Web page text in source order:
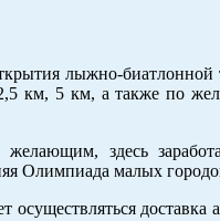
лыжно-биатлонной
км, 5 км, а также по
здесь
Олимпиада малых
доставка